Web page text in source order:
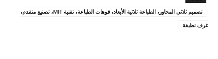
تصميم ثلاثي المحاور، الطباعة ثلاثية الأبعاد، فوهات الطباعة، تقنية MIT، تصنيع متقدم،
غرف نظيفة